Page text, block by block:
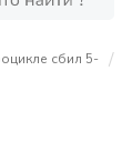
сбил 5-
/